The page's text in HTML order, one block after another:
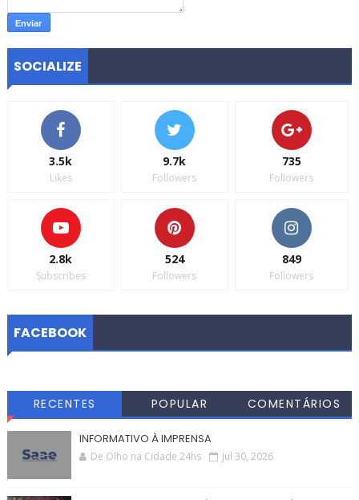
SOCIALIZE
3.5k
Likes
9.7k
Followers
735
Followers
2.8k
Subscribes
524
Followers
849
Followers
FACEBOOK
RECENTES POPULAR COMENTÁRIOS
INFORMATIVO À IMPRENSA
De Olho na Cidade 24hs Jul 30, 2026